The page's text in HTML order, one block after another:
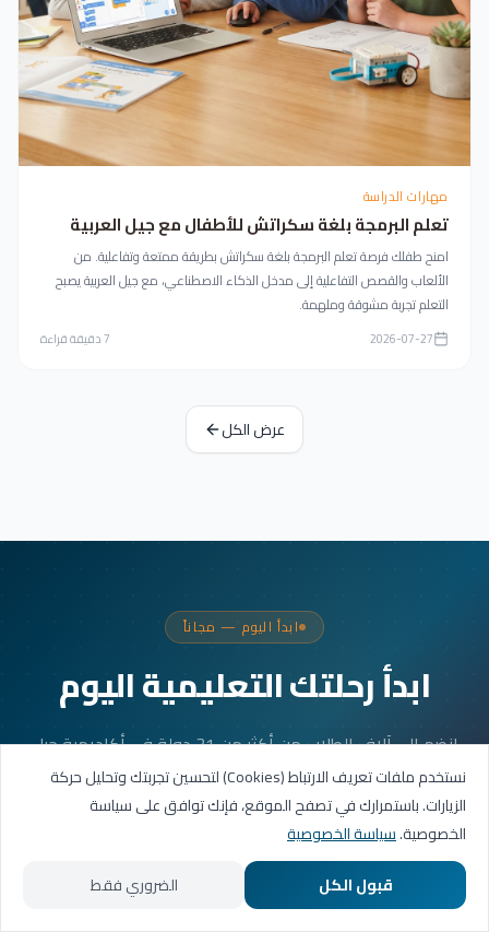
مهارات الدراسة
تعلم البرمجة بلغة سكراتش للأطفال مع جيل العربية
امنح طفلك فرصة تعلم البرمجة بلغة سكراتش بطريقة ممتعة وتفاعلية. من
الألعاب والقصص التفاعلية إلى مدخل الذكاء الاصطناعي، مع جيل العربية يصبح
التعلم تجربة مشوقة وملهمة.
2026-07-27
7دقيقة قراءة
عرض الكل
ابدأ اليوم — مجاناً
ابدأ رحلتك التعليمية اليوم
انضم إلى آلاف الطلاب من أكثر من 31 دولة في أكاديمية جيل
العربية. جلستك الأولى مجانية.
احجز حصتك التجريبية
تواصل عبر واتساب
الرئيسية المسارات التعليمية
نستخدم ملفات تعريف الارتباط (Cookies) لتحسين تجربتك وتحليل حركة
الزيارات. باستمرارك في تصفح الموقع، فإنك توافق على سياسة
الخصوصية.سياسة الخصوصية
قبول الكل
الضروري فقط